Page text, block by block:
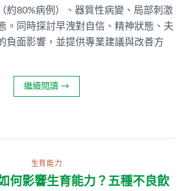
約80%病例）、器質性病變、局部刺激
。同時探討早洩對自信、精神狀態、夫
負面影響，並提供專業建議與改善方
繼續閱讀 →
生育能力
何影響生育能力？五種不良飲